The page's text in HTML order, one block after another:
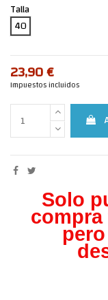
Talla
40
23,90 €
Impuestos incluidos
Solo
compra